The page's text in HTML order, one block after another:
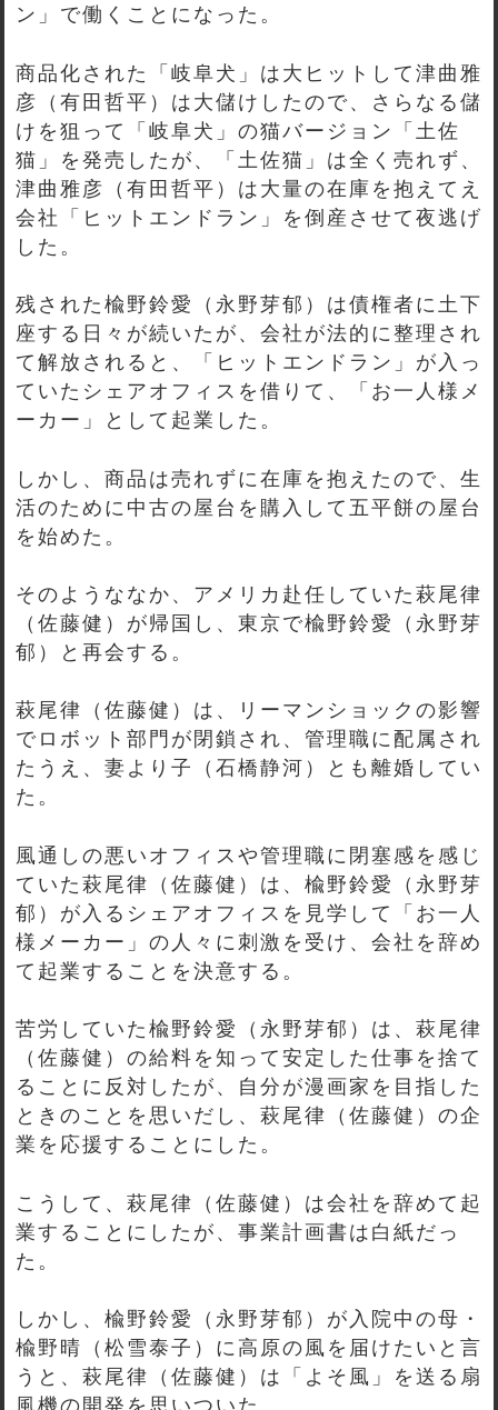
ン」で働くことになった。
商品化された「岐阜犬」は大ヒットして津曲雅
彦（有田哲平）は大儲けしたので、さらなる儲
けを狙って「岐阜犬」の猫バージョン「土佐
猫」を発売したが、「土佐猫」は全く売れず、
津曲雅彦（有田哲平）は大量の在庫を抱えてえ
会社「ヒットエンドラン」を倒産させて夜逃げ
した。
残された楡野鈴愛（永野芽郁）は債権者に土下
座する日々が続いたが、会社が法的に整理され
て解放されると、「ヒットエンドラン」が入っ
ていたシェアオフィスを借りて、「お一人様メ
ーカー」として起業した。
しかし、商品は売れずに在庫を抱えたので、生
活のために中古の屋台を購入して五平餅の屋台
を始めた。
そのようななか、アメリカ赴任していた萩尾律
（佐藤健）が帰国し、東京で楡野鈴愛（永野芽
郁）と再会する。
萩尾律（佐藤健）は、リーマンショックの影響
でロボット部門が閉鎖され、管理職に配属され
たうえ、妻より子（石橋静河）とも離婚してい
た。
風通しの悪いオフィスや管理職に閉塞感を感じ
ていた萩尾律（佐藤健）は、楡野鈴愛（永野芽
郁）が入るシェアオフィスを見学して「お一人
様メーカー」の人々に刺激を受け、会社を辞め
て起業することを決意する。
苦労していた楡野鈴愛（永野芽郁）は、萩尾律
（佐藤健）の給料を知って安定した仕事を捨て
ることに反対したが、自分が漫画家を目指した
ときのことを思いだし、萩尾律（佐藤健）の企
業を応援することにした。
こうして、萩尾律（佐藤健）は会社を辞めて起
業することにしたが、事業計画書は白紙だっ
た。
しかし、楡野鈴愛（永野芽郁）が入院中の母・
楡野晴（松雪泰子）に高原の風を届けたいと言
うと、萩尾律（佐藤健）は「よそ風」を送る扇
風機の開発を思いついた。